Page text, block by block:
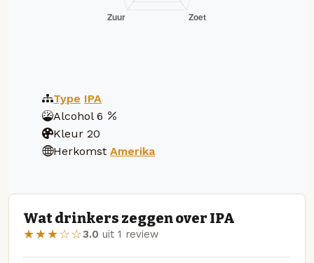
Type IPA
Alcohol 6
Kleur 20
Herkomst Amerika
Wat drinkers zeggen over IPA
★★★☆☆3.0 uit 1 review